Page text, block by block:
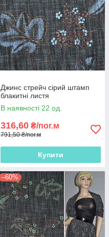
Джинс стрейч сірий штамп
блакитні листя
В наявності 22 од.
316,60 ₴/пог.м
791,50 ₴/пог.м
Купити
–60%